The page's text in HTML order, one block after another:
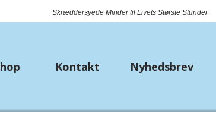
Skræddersyede Minder til Livets Største Stunder
Kontakt Nyhedsbrev